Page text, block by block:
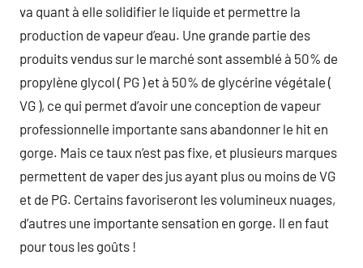
va quant à elle solidifier le liquide et permettre la
production de vapeur d’eau. Une grande partie des
produits vendus sur le marché sont assemblé à 50% de
propylène glycol ( PG ) et à 50% de glycérine végétale (
VG ), ce qui permet d’avoir une conception de vapeur
professionnelle importante sans abandonner le hit en
gorge. Mais ce taux n’est pas fixe, et plusieurs marques
permettent de vaper des jus ayant plus ou moins de VG
et de PG. Certains favoriseront les volumineux nuages,
d’autres une importante sensation en gorge. Il en faut
pour tous les goûts !